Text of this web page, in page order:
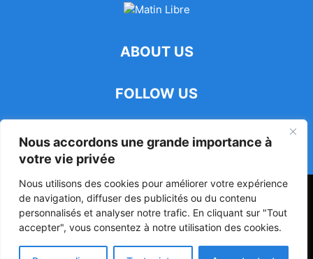
Nous accordons une grande importance à
votre vie privée
Nous utilisons des cookies pour améliorer votre expérience
de navigation, diffuser des publicités ou du contenu
personnalisés et analyser notre trafic. En cliquant sur "Tout
accepter", vous consentez à notre utilisation des cookies.
ABOUT US
FOLLOW US
47ᵉ Assemblée Mondiale sur la Protection de la Vie Privée: Me
Luciano Hounkponou représente le Bénin à Séoul